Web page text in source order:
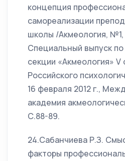
концепция
самореализации
школы /Акмеология, №1,
Специальный выпуск
секции «Акмеология» V
Российского
16 февраля 2012 г.,
академия
С.88-89.
24.Сабанчиева Р.З.
факторы